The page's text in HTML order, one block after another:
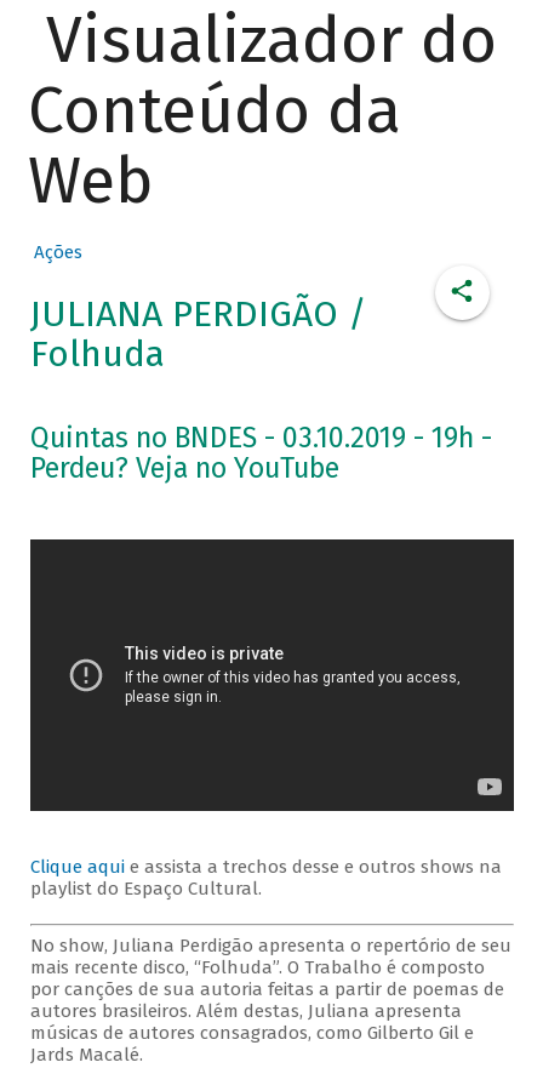
Visualizador do
Conteúdo da
Web
Ações
JULIANA PERDIGÃO /
Folhuda
Quintas no BNDES - 03.10.2019 - 19h -
Perdeu? Veja no YouTube
Clique aquie assista a trechos desse e outros shows na
playlist do Espaço Cultural.
No show, Juliana Perdigão apresenta o repertório de seu
mais recente disco, “Folhuda”. O Trabalho é composto
por canções de sua autoria feitas a partir de poemas de
autores brasileiros. Além destas, Juliana apresenta
músicas de autores consagrados, como Gilberto Gil e
Jards Macalé.